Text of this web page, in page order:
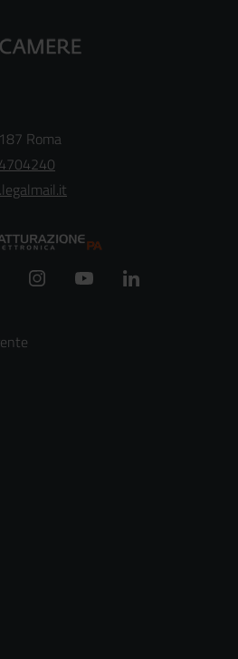
Roma
Facebook Instagram YouTube